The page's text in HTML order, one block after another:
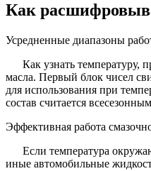
Как
Усредненные диапазоны
Как узнать температуру,
масла. Первый блок чисел
для использования при
состав считается
Эффективная работа
Если температура
иные автомобильные